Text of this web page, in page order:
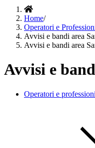
Home/
Operatori e
Avvisi e bandi area
Avvisi e bandi area
Avvisi e
Operatori e